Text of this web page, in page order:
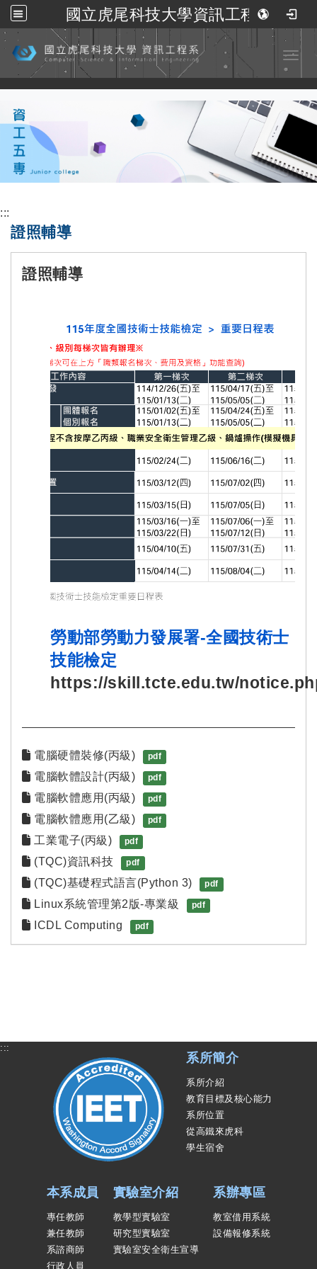
國立虎尾科技大學資訊工程系
跳到主要內容
:::
證照輔導
證照輔導
勞動部勞動力發展署-全國技術士
技能檢定
https://skill.tcte.edu.tw/
電腦硬體裝修(丙級) pdf
電腦軟體設計(丙級) pdf
電腦軟體應用(丙級) pdf
電腦軟體應用(乙級) pdf
工業電子(丙級) pdf
(TQC)資訊科技 pdf
(TQC)基礎程式語言(Python 3) pdf
Linux系統管理第2版-專業級 pdf
ICDL Computing pdf
:::
系所簡介
系所介紹
教育目標及核心能力
系所位置
從高鐵來虎科
學生宿舍
本系成員
專任教師
兼任教師
系諮商師
行政人員
實驗室介紹
教學型實驗室
研究型實驗室
實驗室安全衛生宣導
系辦專區
教室借用系統
設備報修系統